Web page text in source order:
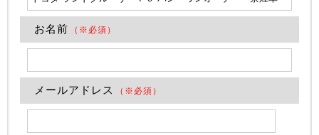
お名前 （※必須）
メールアドレス （※必須）